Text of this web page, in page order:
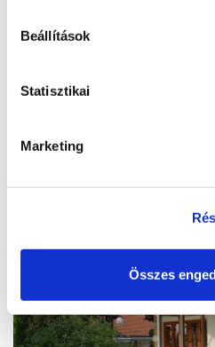
Beállítások
Statisztikai
Marketing
Összes
8600, Siófok, Szent László utca